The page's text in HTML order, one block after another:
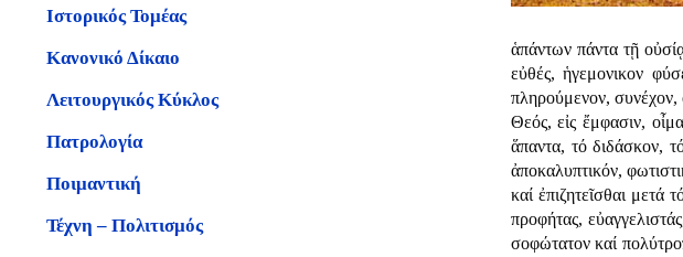
ἁπάντων πάντα τῇ
εὐθές, ἡγεμονικον
πληρούμενον,
Θεός, εἰς ἔμφασιν,
ἅπαντα, τό διδάσκον,
ἀποκαλυπτικόν,
καί ἐπιζητεῖσθαι μετά
προφήτας,
σοφώτατον καί
Ιστορικός Τομέας
Κανονικό Δίκαιο
Λειτουργικός Κύκλος
Πατρολογία
Ποιμαντική
Τέχνη – Πολιτισμός